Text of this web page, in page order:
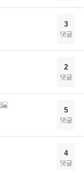
3
댓글
2
댓글
5
댓글
4
댓글